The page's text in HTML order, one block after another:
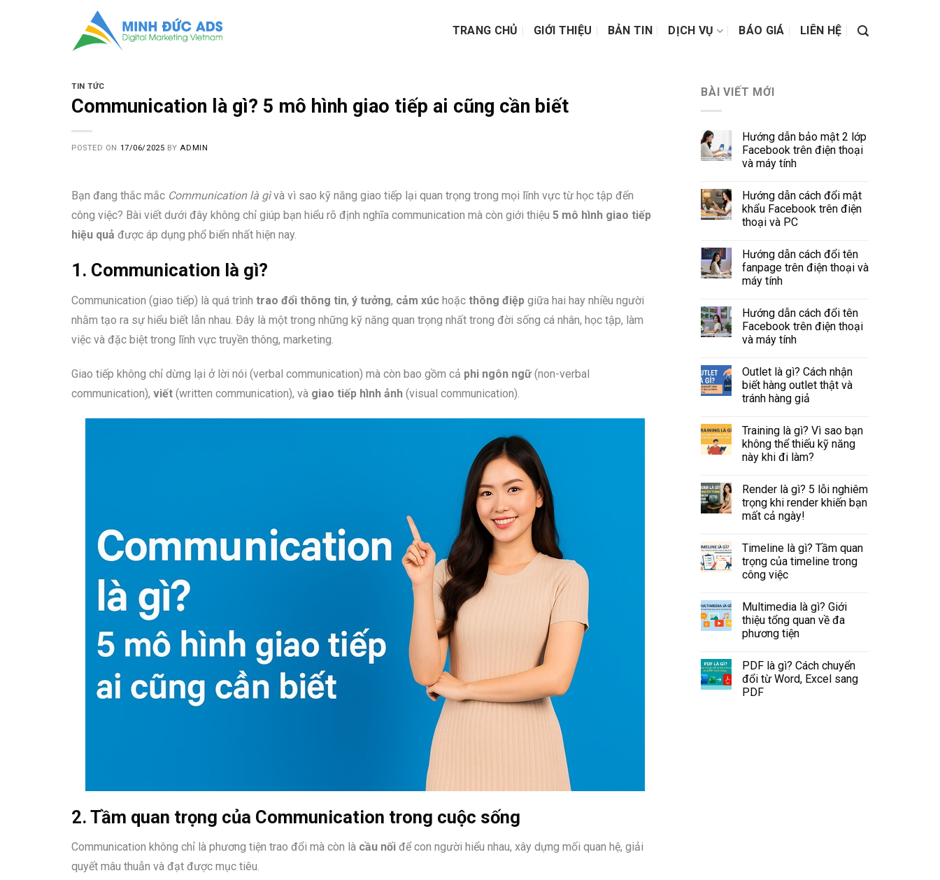
TRANG CHỦ GIỚI THIỆU BẢN TIN DỊCH VỤ BÁO GIÁ LIÊN HỆ
TIN TỨC
Communication là gì? 5 mô hình giao tiếp ai cũng cần biết
POSTED ON 17/06/2025 BY ADMIN
Bạn đang thắc mắc Communication là gìvà vì sao kỹ năng giao tiếp lại quan trọng trong mọi lĩnh vực từ học tập đến
công việc? Bài viết dưới đây không chỉ giúp bạn hiểu rõ định nghĩa communication mà còn giới thiệu 5 mô hình giao tiếp
hiệu quả được áp dụng phổ biến nhất hiện nay.
1. Communication là gì?
Communication (giao tiếp) là quá trình trao đổi thông tin, ý tưởng, cảm xúc hoặc thông điệp giữa hai hay nhiều người
nhằm tạo ra sự hiểu biết lẫn nhau. Đây là một trong những kỹ năng quan trọng nhất trong đời sống cá nhân, học tập, làm
việc và đặc biệt trong lĩnh vực truyền thông, marketing.
Giao tiếp không chỉ dừng lại ở lời nói (verbal communication) mà còn bao gồm cả phi ngôn ngữ(non-verbal
communication), viết (written communication), và giao tiếp hình ảnh (visual communication).
2. Tầm quan trọng của Communication trong cuộc sống
Communication không chỉ là phương tiện trao đổi mà còn là cầu nối để con người hiểu nhau, xây dựng mối quan hệ, giải
quyết mâu thuẫn và đạt được mục tiêu.
BÀI VIẾT MỚI
Hướng dẫn bảo mật 2 lớp
Facebook trên điện thoại
và máy tính
Hướng dẫn cách đổi mật
khẩu Facebook trên điện
thoại và PC
Hướng dẫn cách đổi tên
fanpage trên điện thoại và
máy tính
Hướng dẫn cách đổi tên
Facebook trên điện thoại
và máy tính
Outlet là gì? Cách nhận
biết hàng outlet thật và
tránh hàng giả
Training là gì? Vì sao bạn
không thể thiếu kỹ năng
này khi đi làm?
Render là gì? 5 lỗi nghiêm
trọng khi render khiến bạn
mất cả ngày!
Timeline là gì? Tầm quan
trọng của timeline trong
công việc
Multimedia là gì? Giới
thiệu tổng quan về đa
phương tiện
PDF là gì? Cách chuyển
đổi từ Word, Excel sang
PDF